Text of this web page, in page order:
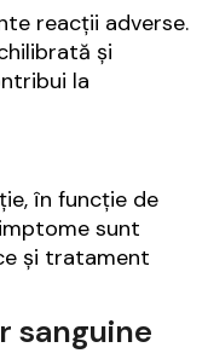
reacții adverse.
și
la
în funcție de
sunt
și tratament
sanguine